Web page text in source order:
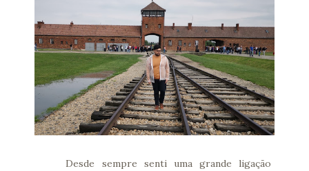
Desde sempre senti uma grande ligação